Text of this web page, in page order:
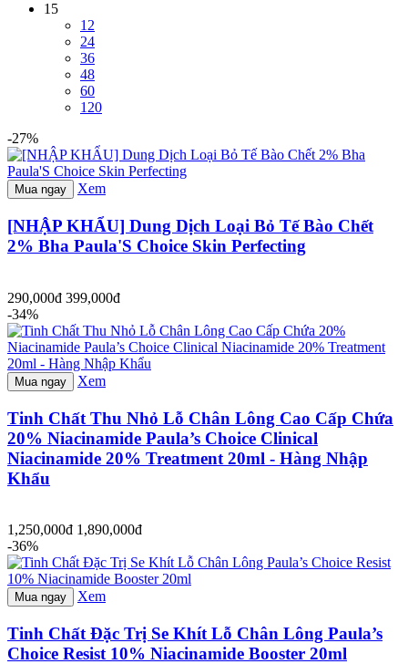
15
12
24
36
48
60
120
-27%
Mua ngay Xem
[NHẬP KHẨU] Dung Dịch Loại Bỏ Tế Bào Chết
2% Bha Paula'S Choice Skin Perfecting
290,000đ 399,000đ
-34%
Mua ngay Xem
Tinh Chất Thu Nhỏ Lỗ Chân Lông Cao Cấp Chứa
20% Niacinamide Paula’s Choice Clinical
Niacinamide 20% Treatment 20ml - Hàng Nhập
Khẩu
1,250,000đ 1,890,000đ
-36%
Mua ngay Xem
Tinh Chất Đặc Trị Se Khít Lỗ Chân Lông Paula’s
Choice Resist 10% Niacinamide Booster 20ml